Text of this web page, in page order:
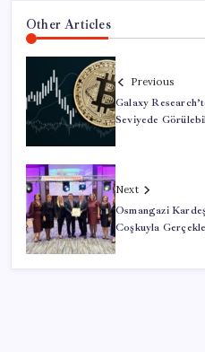
Other Articles
Previous
Galaxy
Seviyede
Next
Osmangazi
Coşkuyla